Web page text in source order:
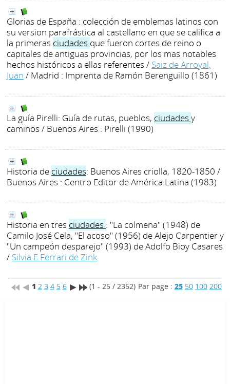
Glorias de España : colección de emblemas latinos con
su version parafrástica al castellano en que se califica a
la primeras ciudades que fueron cortes de reino o
capitales de antiguas provincias, por los mas notables
hechos históricos a ellas referentes / Saiz de Arroyal,
Juan / Madrid : Imprenta de Ramón Berenguillo (1861)
La guía Pirelli: Guía de rutas, pueblos, ciudades y
caminos / Buenos Aires : Pirelli (1990)
Historia de ciudades: Buenos Aires criolla, 1820-1850 /
Buenos Aires : Centro Editor de América Latina (1983)
Historia en tres ciudades : "La colmena" (1948) de
Camilo José Cela, "El acoso" (1956) de Alejo Carpentier y
"Un campeón desparejo" (1993) de Adolfo Bioy Casares
/ Silvia E Ferrari de Zink
1 2 3 4 5 6 (1 - 25 / 2352) Par page : 25 50 100 200